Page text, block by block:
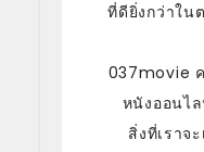
ที่ดียิ่งกว่าใน
037movie
หนังออนไ
สิ่งที่เราจ